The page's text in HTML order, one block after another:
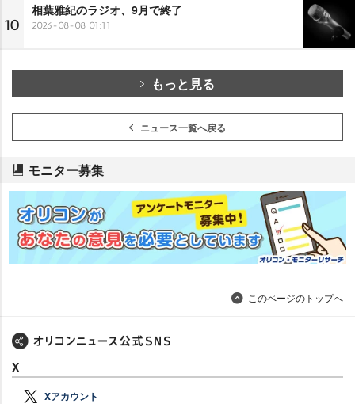
10
相葉雅紀のラジオ、9月で終了
2026-08-08 01:11
もっと見る
ニュース一覧へ戻る
モニター募集
このページのトップへ
X
Xアカウント